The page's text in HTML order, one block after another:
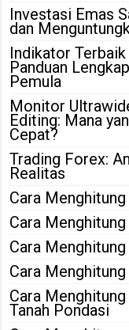
Investasi Emas
dan
Indikator
Panduan
Pemula
Monitor
Editing: Mana
Cepat?
Trading Forex:
Realitas
Cara
Cara
Cara
Cara
Cara
Tanah Pondasi